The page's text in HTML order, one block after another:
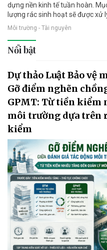
dựng nền kinh tế tuần hoàn.
lượng rác sinh hoạt sẽ được xử
Môi trường - Tài nguyên
Nổi bật
Dự thảo Luật Bảo vệ
Gỡ điểm nghẽn
GPMT: Từ tiền kiểm
môi trường dựa trên
kiểm